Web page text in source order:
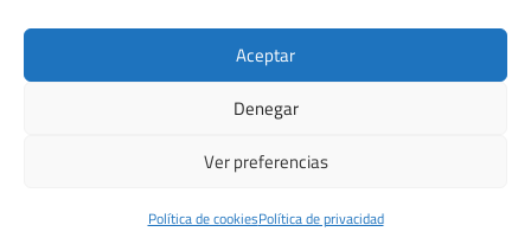
Aceptar
Denegar
Ver preferencias
Política de cookiesPolítica de privacidad